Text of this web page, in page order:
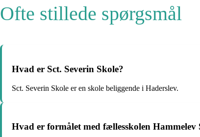
Ofte stillede spørgsmål
Hvad er Sct. Severin Skole?
Sct. Severin Skole er en skole beliggende i Haderslev.
Hvad er formålet med fællesskolen Hammelev